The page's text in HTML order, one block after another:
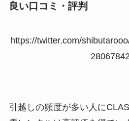
良い口コミ・評判
https://twitter.com/
28067842
引越しの頻度が多い人に